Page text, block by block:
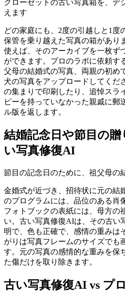
クローゼットの古い写真箱を、デ
えます
どの家庭にも、2度の引越しと1度
保管を乗り越えた写真の箱があり
使えば、そのアーカイブを一枚ず
ができます。プロのラボに依頼す
父母の結婚式の写真、両親の初め
犬の写真をアップロードしてくだ
の集まりで印刷したり、追悼スラ
ピーを持っていなかった親戚に郵
ル版を返します。
結婚記念日や節目の
い写真修復AI
節目の記念日のために、祖父母の
金婚式が近づき、招待状に元の結
のプログラムには、品位のある肖
フォトブックの表紙には、母方の
い。古い写真修復AIは、その古い
明で、色も正確で、感情の重みは
がりは写真フレームのサイズでも
す。元の写真の感情的な重みを保
た傷だけを取り除きます。
古い写真修復AI vs プ